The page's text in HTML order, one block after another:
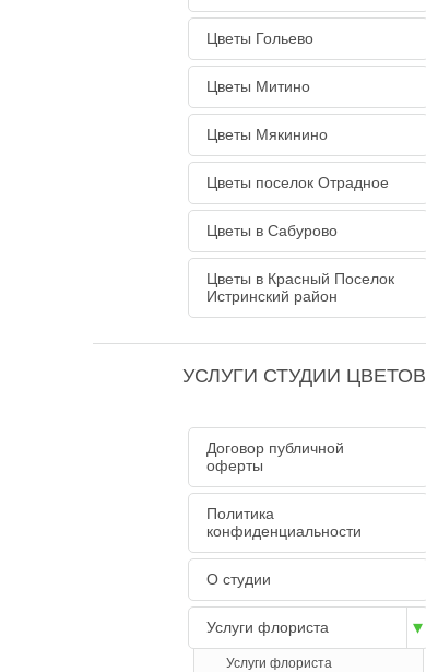
Цветы Гольево
Цветы Митино
Цветы Мякинино
Цветы поселок Отрадное
Цветы в Сабурово
Цветы в Красный Поселок
Истринский район
УСЛУГИ СТУДИИ ЦВЕТОВ
Договор публичной
оферты
Политика
конфиденциальности
О студии
Услуги флориста
Услуги флориста